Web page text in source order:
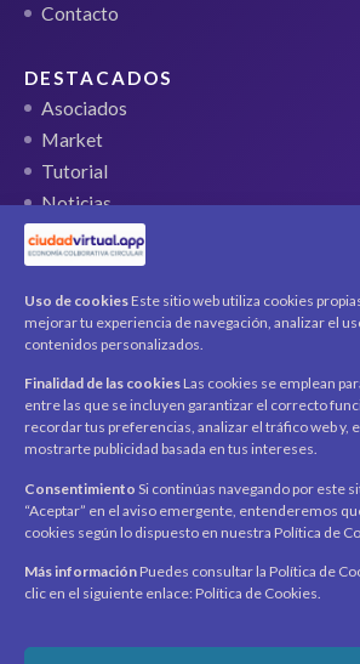
Uso de cookies Este sitio web utiliza cookies
mejorar tu experiencia de navegación, analizar el
contenidos personalizados.
Finalidad de las cookies Las cookies se emplean
entre las que se incluyen garantizar el correcto
recordar tus preferencias, analizar el tráfico web y,
mostrarte publicidad basada en tus intereses.
Consentimiento Si continúas navegando por este
“Aceptar” en el aviso emergente, entenderemos
cookies según lo dispuesto en nuestra Política de
Más información Puedes consultar la Política de
clic en el siguiente enlace: Política de Cookies.
Contacto
DESTACADOS
Asociados
Market
Tutorial
Noticias
QR Ticket
CUENTA
Mi cuenta
Productos / Servicios
Asociados
Acerca deContactoNoticias
SÍGUENOS
Encuéntranos en redes sociales y
novedades y promociones.
Recibe novedades y promociones en